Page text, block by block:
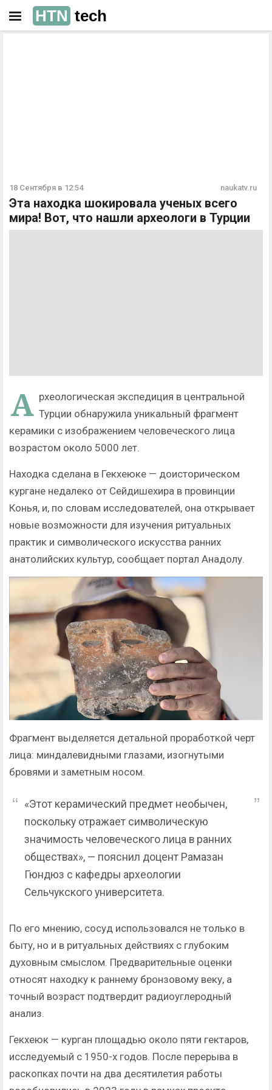
HTN tech
18 Сентября в 12:54 naukatv.ru
Эта находка шокировала ученых всего
мира! Вот, что нашли археологи в Турции
А рхеологическая экспедиция в центральной
Турции обнаружила уникальный фрагмент
керамики с изображением человеческого лица
возрастом около 5000 лет.
Находка сделана в Гекхеюке — доисторическом
кургане недалеко от Сейдишехира в провинции
Конья, и, по словам исследователей, она открывает
новые возможности для изучения ритуальных
практик и символического искусства ранних
анатолийских культур, сообщает портал Анадолу.
Фрагмент выделяется детальной проработкой черт
лица: миндалевидными глазами, изогнутыми
бровями и заметным носом.
«Этот керамический предмет необычен,
поскольку отражает символическую
значимость человеческого лица в ранних
обществах», — пояснил доцент Рамазан
Гюндюз с кафедры археологии
Сельчукского университета.
По его мнению, сосуд использовался не только в
быту, но и в ритуальных действиях с глубоким
духовным смыслом. Предварительные оценки
относят находку к раннему бронзовому веку, а
точный возраст подтвердит радиоуглеродный
анализ.
Гекхеюк — курган площадью около пяти гектаров,
исследуемый с 1950-х годов. После перерыва в
раскопках почти на два десятилетия работы